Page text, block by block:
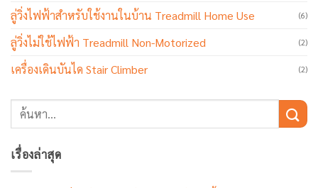
ลู่วิ่งไฟฟ้าสำหรับใช้งานในบ้าน Treadmill Home Use (6)
ลู่วิ่งไม่ใช้ไฟฟ้า Treadmill Non-Motorized (2)
เครื่องเดินบันได Stair Climber (2)
เรื่องล่าสุด